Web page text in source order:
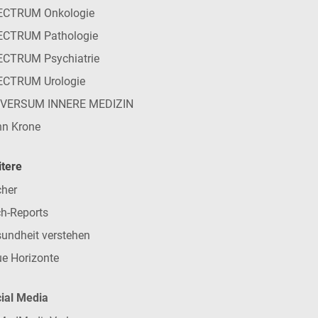
Onkologie
Pathologie
Psychiatrie
Urologie
INNERE MEDIZIN
Krone
Reports
verstehen
Horizonte
Media